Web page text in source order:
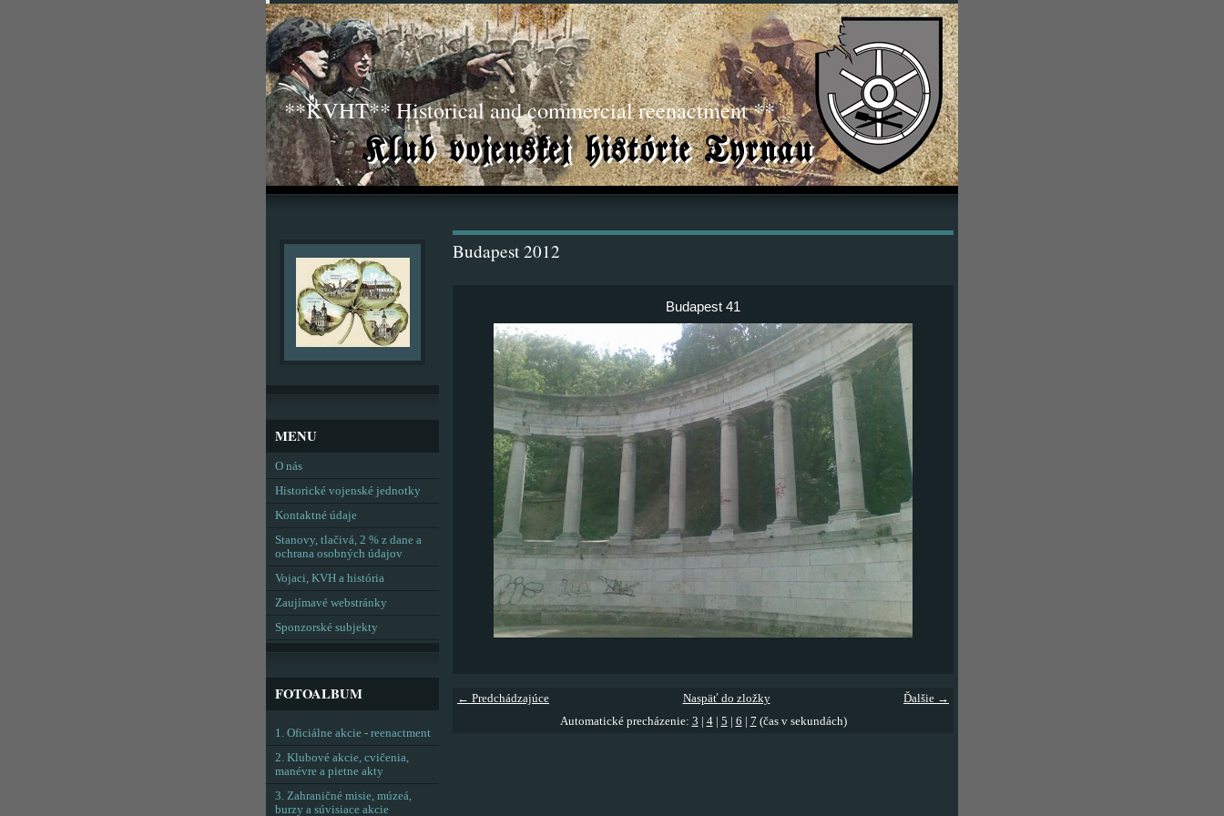
**KVHT** Historical and commercial reenactment **
Budapest 2012
Budapest 41
← Predchádzajúce Ďalšie →
Naspäť do zložky
Automatické precházenie: 3 4| 5 6 7 (čas v sekundách)
MENU
O nás
Historické vojenské jednotky
Kontaktné údaje
Stanovy, tlačivá, 2 % z dane a
ochrana osobných údajov
Vojaci, KVH a história
Zaujímavé webstránky
Sponzorské subjekty
FOTOALBUM
1. Oficiálne akcie - reenactment
2. Klubové akcie, cvičenia,
manévre a pietne akty
3. Zahraničné misie, múzeá,
burzy a súvisiace akcie